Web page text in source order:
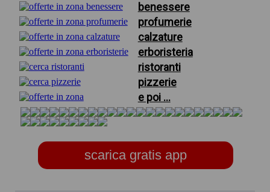
benessere
profumerie
calzature
erboristeria
ristoranti
pizzerie
e poi ...
scarica gratis app